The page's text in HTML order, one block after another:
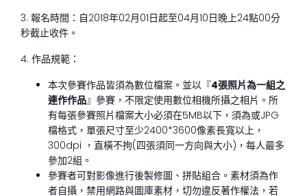
3. 報名時間：自2018年02月01日起至04月10日晚上24點00分
秒截止收件。
4. 作品規範：
本次參賽作品皆須為數位檔案。並以『4張照片為一組之
連作作品』參賽，不限定使用數位相機所攝之相片。所
有每張參賽照片檔案大小必須在5MB以下，須為或JPG
檔格式，單張尺寸至少2400*3600像素長寬以上，
300dpi ，直橫不拘(四張須同一方向與大小)，每人最多
參加2組。
參賽者可對影像進行後製修圖、拼貼組合。素材須為作
者自攝，禁用網路與圖庫素材，切勿違反著作權法，若